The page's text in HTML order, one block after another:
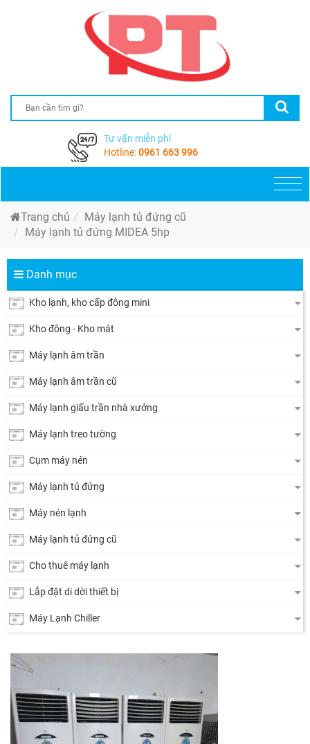
Tư vấn miễn phí
Hotline:0961 663 996
Trang chủ
Máy lạnh tủ đứng cũ
Máy lạnh tủ đứng MIDEA 5hp
Danh mục
Kho lạnh, kho cấp đông mini
Kho đông - Kho mát
Máy lạnh âm trần
Máy lạnh âm trần cũ
Máy lạnh giấu trần nhà xưởng
Máy lạnh treo tường
Cụm máy nén
Máy lạnh tủ đứng
Máy nén lạnh
Máy lạnh tủ đứng cũ
Cho thuê máy lạnh
Lắp đặt di dời thiết bị
Máy Lạnh Chiller